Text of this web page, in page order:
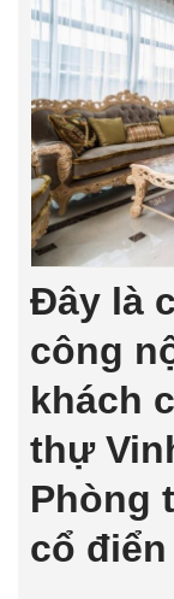
Đây là
công
khách
thự
Phòng
cổ